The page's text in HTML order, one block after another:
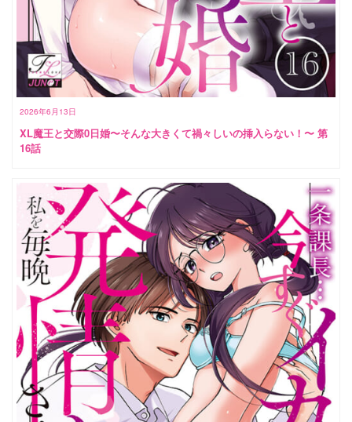
2026年6月13日
XL魔王と交際0日婚〜そんな大きくて禍々しいの挿入らない！〜 第
16話